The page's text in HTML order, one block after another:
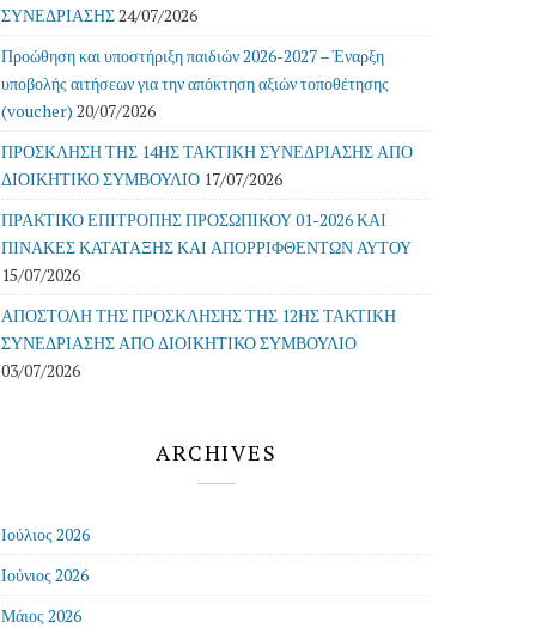
ΣΥΝΕΔΡΙΑΣΗΣ24/07/2026
Προώθηση και υποστήριξη παιδιών 2026-2027 – Έναρξη
υποβολής αιτήσεων για την απόκτηση αξιών τοποθέτησης
(voucher) 20/07/2026
ΠΡΟΣΚΛΗΣΗ ΤΗΣ 14ΗΣ ΤΑΚΤΙΚΗ ΣΥΝΕΔΡΙΑΣΗΣ ΑΠΟ
ΔΙΟΙΚΗΤΙΚΟ ΣΥΜΒΟΥΛΙΟ 17/07/2026
ΠΡΑΚΤΙΚΟ ΕΠΙΤΡΟΠΗΣ ΠΡΟΣΩΠΙΚΟΥ 01-2026 ΚΑΙ
ΠΙΝΑΚΕΣ ΚΑΤΑΤΑΞΗΣ ΚΑΙ ΑΠΟΡΡΙΦΘΕΝΤΩΝ ΑΥΤΟΥ
15/07/2026
ΑΠΟΣΤΟΛΗ ΤΗΣ ΠΡΟΣΚΛΗΣΗΣ ΤΗΣ 12ΗΣ ΤΑΚΤΙΚΗ
ΣΥΝΕΔΡΙΑΣΗΣ ΑΠΟ ΔΙΟΙΚΗΤΙΚΟ ΣΥΜΒΟΥΛΙΟ
03/07/2026
ARCHIVES
Ιούλιος 2026
Ιούνιος 2026
Μάιος 2026